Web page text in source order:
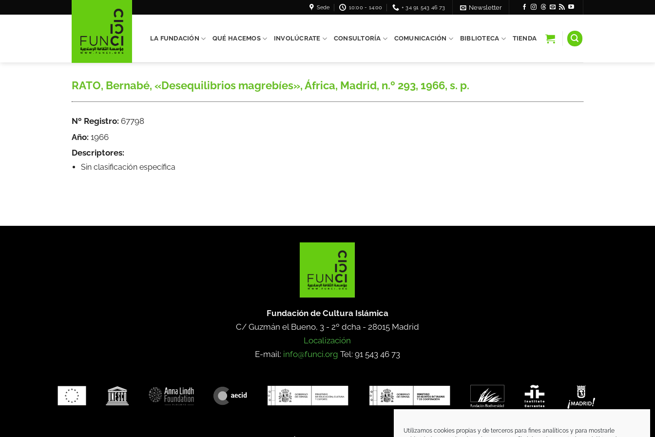
Utilizamos cookies propias y de terceros para fines analíticos y para mostrarle
Sede 10:00 - 14:00 + 34 91 543 46 73 Newsletter
LA FUNDACIÓN QUÉ HACEMOS INVOLÚCRATE CONSULTORÍA COMUNICACIÓN BIBLIOTECA TIENDA
RATO, Bernabé, «Desequilibrios magrebíes», África, Madrid, n.º 293, 1966, s. p.
Nº Registro: 67798
Año: 1966
Descriptores:
Sin clasificación específica
Fundación de Cultura Islámica
C/ Guzmán el Bueno, 3 - 2º dcha - 28015 Madrid
Localización
E-mail: info@funci.org Tel: 91 543 46 73